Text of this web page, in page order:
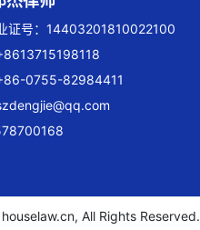
证号：14403201810022100
0755-82984411
All Rights Reserved.